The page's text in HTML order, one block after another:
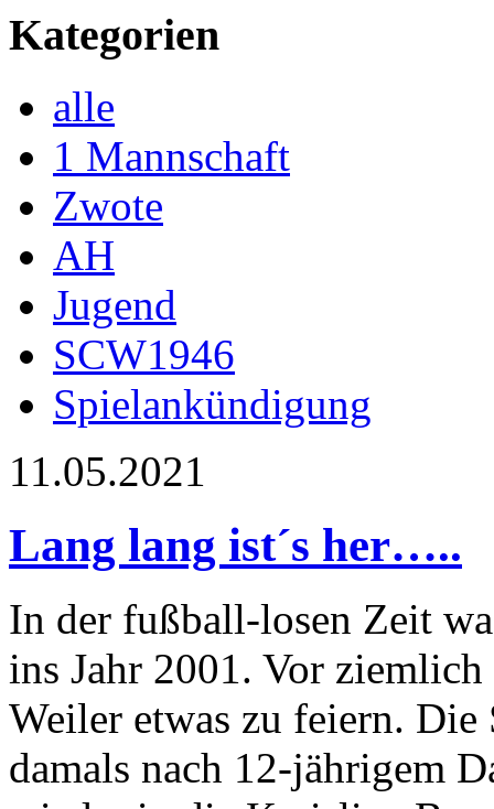
Kategorien
alle
1 Mannschaft
Zwote
AH
Jugend
SCW1946
Spielankündigung
11.05.2021
Lang lang ist´s her…..
In der fußball-losen Zeit
ins Jahr 2001. Vor ziemlich
Weiler etwas zu feiern. Die
damals nach 12-jährigem